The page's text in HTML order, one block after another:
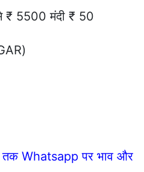
₹ 5500 मंदी ₹ 50
तक Whatsapp पर भाव और